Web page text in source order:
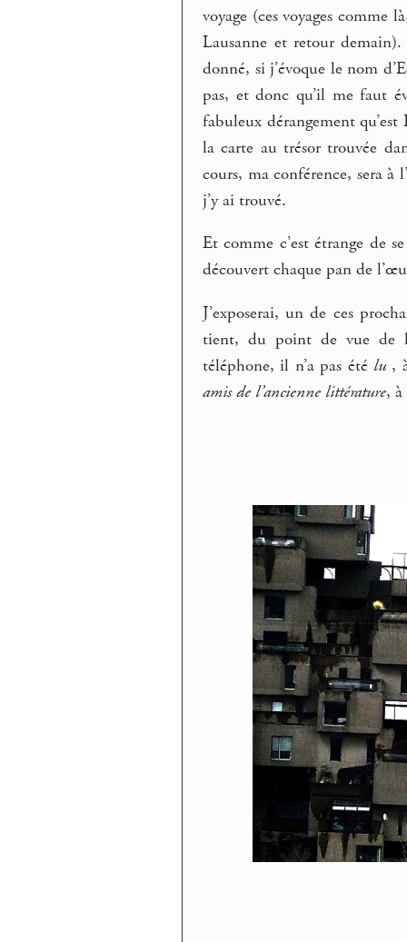
voyage (ces voyages comme
Lausanne et retour
donné, si j’évoque le nom
pas, et donc qu’il me faut
fabuleux dérangement
la carte au trésor trouvée
cours, ma conférence, sera à
j’y ai trouvé.
Et comme c’est étrange de
découvert chaque pan de
J’exposerai, un de ces
tient, du point de vue de
téléphone, il n’a pas été lu ,
amis de l’ancienne littérature,